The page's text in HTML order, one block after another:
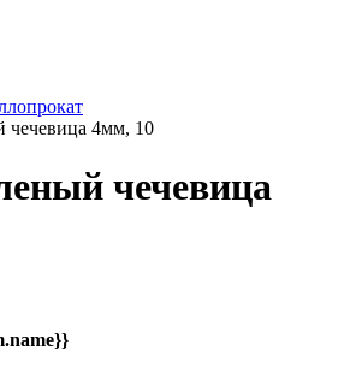
чечевица 4мм, 10
чечевица